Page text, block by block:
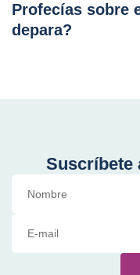
Profecías sobre
depara?
Suscríbete